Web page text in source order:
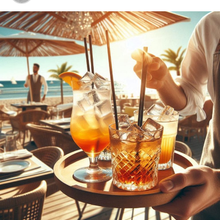
inte­grie­ren kannst, um Kör­per, Geist und See­le
zu harmonisieren.
Medi­ta­ti­on und Acht­sam­keit: Erhal­te umfas­
sen­de Anlei­tun­gen, Tech­ni­ken und Tipps zur
För­de­rung von inne­rer Ruhe und Klar­heit. Von
geführ­ten Medi­ta­tio­nen bis hin zu Acht­sam­keits­
übun­gen – fin­de her­aus, wie du stress­frei­er leben
und dei­nen Fokus schär­fen kannst.
Astro­lo­gie: Erkun­de die tie­fe­re Bedeu­tung der
Ster­ne und Pla­ne­ten und wie sie dein Leben
beein­flus­sen. Ler­ne, dein Geburts­ho­ro­skop zu
ver­ste­hen und wie astro­lo­gi­sche Aspek­te dir hel­
fen kön­nen, Her­aus­for­de­run­gen zu meis­tern und
Chan­cen zu erkennen.